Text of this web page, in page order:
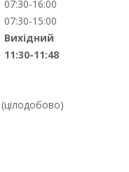
07:30-16:00
07:30-15:00
Вихідний
11:30-11:48
(цілодобово)